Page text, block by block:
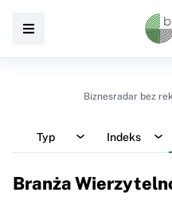
Biznesradar bez
Typ Indeks
Branża